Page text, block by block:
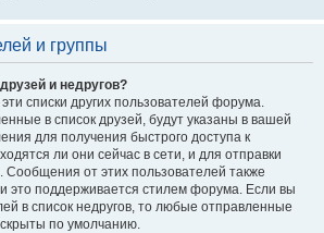
и группы
и недругов?
списки других пользователей форума.
в список друзей, будут указаны в вашей
для получения быстрого доступа к
ли они сейчас в сети, и для отправки
от этих пользователей также
это поддерживается стилем форума. Если вы
в список недругов, то любые отправленные
по умолчанию.